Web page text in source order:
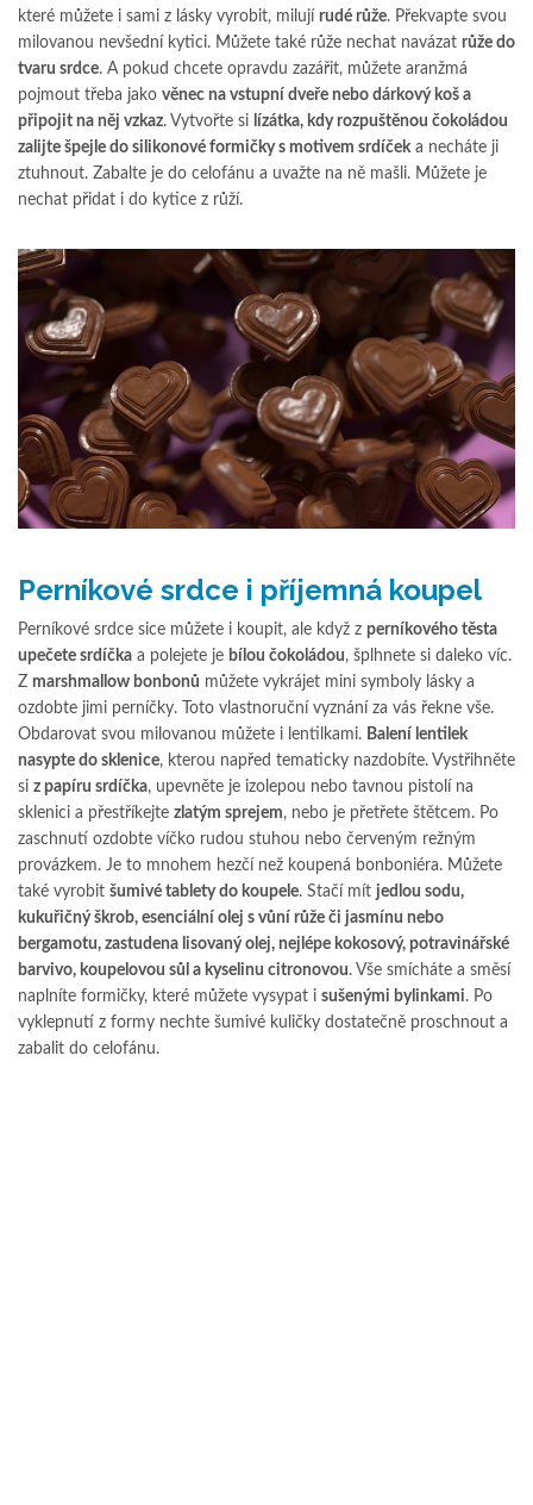
které můžete i sami z lásky vyrobit, milují rudé růže. Překvapte svou
milovanou nevšední kytici. Můžete také růže nechat navázat růže do
tvaru srdce. A pokud chcete opravdu zazářit, můžete aranžmá
pojmout třeba jako věnec na vstupní dveře nebo dárkový koš a
připojit na něj vzkaz. Vytvořte si lízátka, kdy rozpuštěnou čokoládou
zalijte špejle do silikonové formičky s motivem srdíček a necháte ji
ztuhnout. Zabalte je do celofánu a uvažte na ně mašli. Můžete je
nechat přidat i do kytice z růží.
Perníkové srdce i příjemná koupel
Perníkové srdce sice můžete i koupit, ale když z perníkového těsta
upečete srdíčka a polejete je bílou čokoládou, šplhnete si daleko víc.
Z marshmallow bonbonů můžete vykrájet mini symboly lásky a
ozdobte jimi perníčky. Toto vlastnoruční vyznání za vás řekne vše.
Obdarovat svou milovanou můžete i lentilkami. Balení lentilek
nasypte do sklenice, kterou napřed tematicky nazdobíte. Vystřihněte
si z papíru srdíčka, upevněte je izolepou nebo tavnou pistolí na
sklenici a přestříkejte zlatým sprejem, nebo je přetřete štětcem. Po
zaschnutí ozdobte víčko rudou stuhou nebo červeným režným
provázkem. Je to mnohem hezčí než koupená bonboniéra. Můžete
také vyrobit šumivé tablety do koupele. Stačí mít jedlou sodu,
kukuřičný škrob, esenciální olej s vůní růže či jasmínu nebo
bergamotu, zastudena lisovaný olej, nejlépe kokosový, potravinářské
barvivo, koupelovou sůl a kyselinu citronovou. Vše smícháte a směsí
naplníte formičky, které můžete vysypat i sušenými bylinkami. Po
vyklepnutí z formy nechte šumivé kuličky dostatečně proschnout a
zabalit do celofánu.